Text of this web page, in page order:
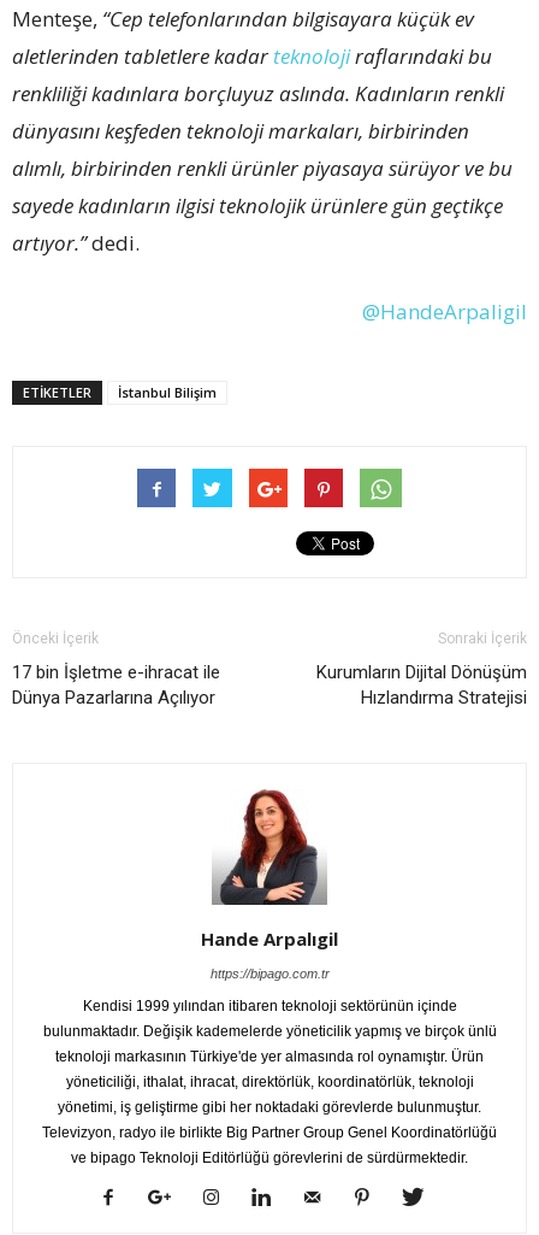
Menteşe, “Cep telefonlarından bilgisayara küçük ev
aletlerinden tabletlere kadarteknolojiraflarındaki bu
renkliliği kadınlara borçluyuz aslında. Kadınların renkli
dünyasını keşfeden teknoloji markaları, birbirinden
alımlı, birbirinden renkli ürünler piyasaya sürüyor ve bu
sayede kadınların ilgisi teknolojik ürünlere gün geçtikçe
artıyor.”dedi.
@HandeArpaligil
ETİKETLER İstanbul Bilişim
Önceki İçerik
17 bin İşletme e-ihracat ile
Dünya Pazarlarına Açılıyor
Sonraki İçerik
Kurumların Dijital Dönüşüm
Hızlandırma Stratejisi
Hande Arpalıgil
https://bipago.com.tr
Kendisi 1999 yılından itibaren teknoloji sektörünün içinde
bulunmaktadır. Değişik kademelerde yöneticilik yapmış ve birçok ünlü
teknoloji markasının Türkiye'de yer almasında rol oynamıştır. Ürün
yöneticiliği, ithalat, ihracat, direktörlük, koordinatörlük, teknoloji
yönetimi, iş geliştirme gibi her noktadaki görevlerde bulunmuştur.
Televizyon, radyo ile birlikte Big Partner Group Genel Koordinatörlüğü
ve bipago Teknoloji Editörlüğü görevlerini de sürdürmektedir.